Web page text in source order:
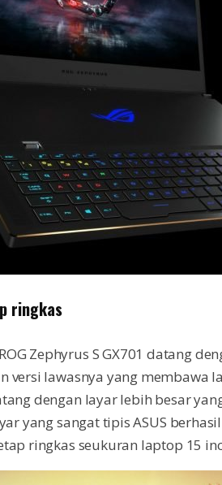
ringkas
Zephyrus S GX701 datang
versi lawasnya yang membawa
dengan layar lebih besar
yang sangat tipis ASUS
ringkas seukuran laptop 15